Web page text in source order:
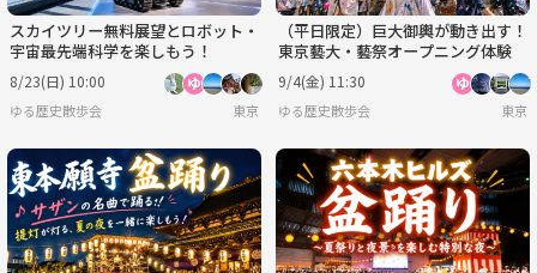
スカイツリー無料展望とロボット・
宇宙最先端科学を楽しもう！
8/23(日) 10:00
ゆる歴史散歩会 東京
（平日限定）巨大御輿が動き出す！
東京藝大・藝祭オープニング体験
9/4(金) 11:30
ゆる歴史散歩会 東京